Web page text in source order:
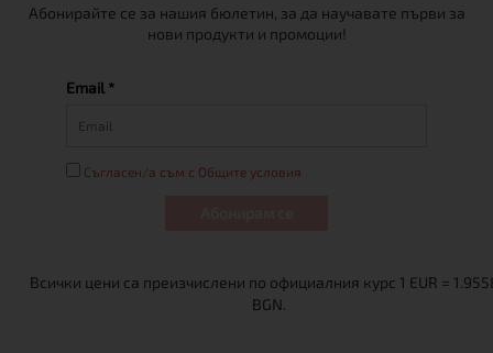
Абонирайте се за нашия бюлетин, за да научавате първи за
нови продукти и промоции!
Email *
Съгласен/а съм с Общите условия